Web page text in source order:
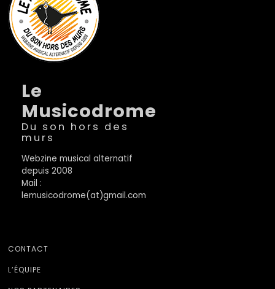
Le
Musicodrome
Du son hors des
murs
Webzine musical alternatif
depuis 2008
Mail :
lemusicodrome(at)gmail.com
CONTACT
L’ÉQUIPE